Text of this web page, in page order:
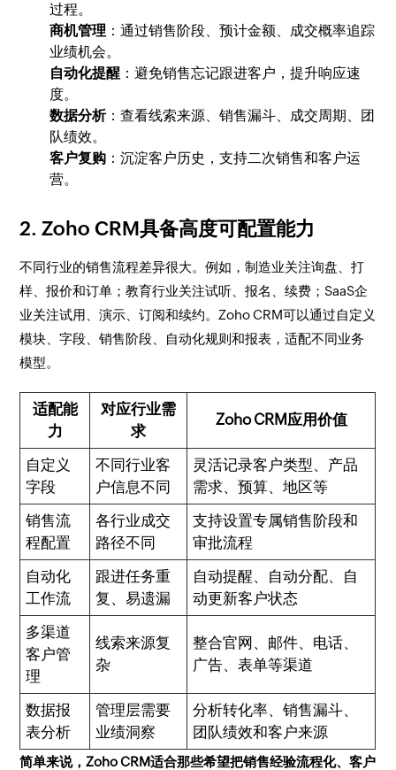
过程。
商机管理 ：通过销售阶段、预计金额、成交概率追踪
业绩机会。
自动化提醒 ：避免销售忘记跟进客户，提升响应速
度。
数据分析：查看线索来源、销售漏斗、成交周期、团
队绩效。
客户复购 ：沉淀客户历史，支持二次销售和客户运
营。
2. Zoho CRM具备高度可配置能力
不同行业的销售流程差异很大。例如，制造业关注询盘、打
样、报价和订单；教育行业关注试听、报名、续费；SaaS企
业关注试用、演示、订阅和续约。Zoho CRM可以通过自定义
模块、字段、销售阶段、自动化规则和报表，适配不同业务
模型。
适配能
力
对应行业需
求
Zoho CRM应用价值
自定义
字段
不同行业客
户信息不同
灵活记录客户类型、产品
需求、预算、地区等
销售流
程配置
各行业成交
路径不同
支持设置专属销售阶段和
审批流程
自动化
工作流
跟进任务重
复、易遗漏
自动提醒、自动分配、自
动更新客户状态
多渠道
客户管
理
线索来源复
杂
整合官网、邮件、电话、
广告、表单等渠道
数据报
表分析
管理层需要
业绩洞察
分析转化率、销售漏斗、
团队绩效和客户来源
简单来说，Zoho CRM适合那些希望把销售经验流程化、客户